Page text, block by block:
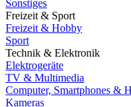
Sonstiges
Freizeit & Sport
Freizeit & Hobby
Sport
Technik & Elektronik
Elektrogeräte
TV & Multimedia
Computer, Smartphones &
Kameras